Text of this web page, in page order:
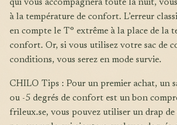
qui vous accompagnera toute la nuit,
à la température de confort. L’erreur
en compte le T° extrême à la place de la
confort. Or, si vous utilisez votre sac de
conditions, vous serez en mode survie.
CHILO Tips : Pour un premier achat, un sac de couchage de 0
ou -5 degrés de confort est un bon
frileux.se, vous pouvez utiliser un drap de